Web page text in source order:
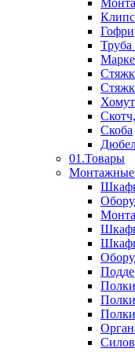
Скоба
01.Товары
Монтажные